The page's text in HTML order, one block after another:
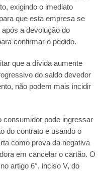
exigindo o imediato
que esta empresa se
a devolução do
confirmar o pedido.
que a dívida aumente
do saldo devedor
não podem mais incidir
consumidor pode ingressar
do contrato e usando o
como prova da negativa
em cancelar o cartão. O
artigo 6°, inciso V, do